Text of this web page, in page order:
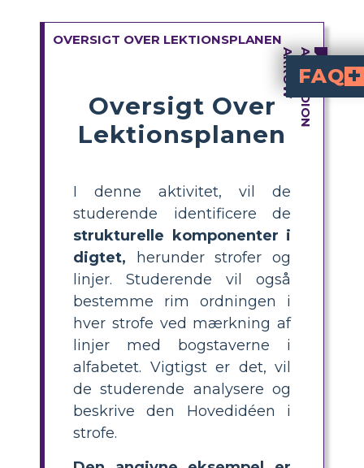
OVERSIGT OVER LEKTIONSPLANEN
Oversigt Over
Lektionsplanen
I denne aktivitet, vil de
studerende identificere de
strukturelle komponenter i
digtet, herunder strofer og
linjer. Studerende vil også
bestemme rim ordningen i
hver strofe ved mærkning af
linjer med bogstaverne i
alfabetet. Vigtigst er det, vil
de studerende analysere og
beskrive den Hovedidéen i
strofe.
FAQ